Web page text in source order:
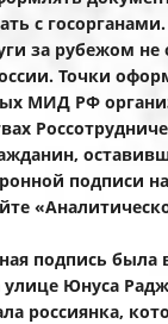
с
за рубежом не
Точки
МИД РФ
подписи
подпись
улице Юнуса
россиянка,